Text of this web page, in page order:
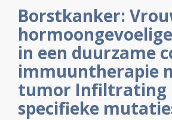
Borstkanker:
in een duurzame
immuuntherapie
tumor Infiltrating
specifieke